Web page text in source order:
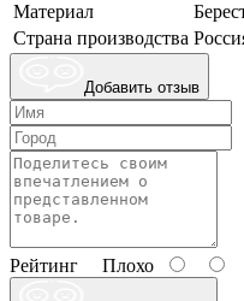
Материал
Страна производства
Добавить отзыв
Рейтинг Плохо